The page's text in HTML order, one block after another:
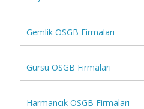
Gemlik OSGB Firmaları
Gürsu OSGB Firmaları
Harmancık OSGB Firmaları